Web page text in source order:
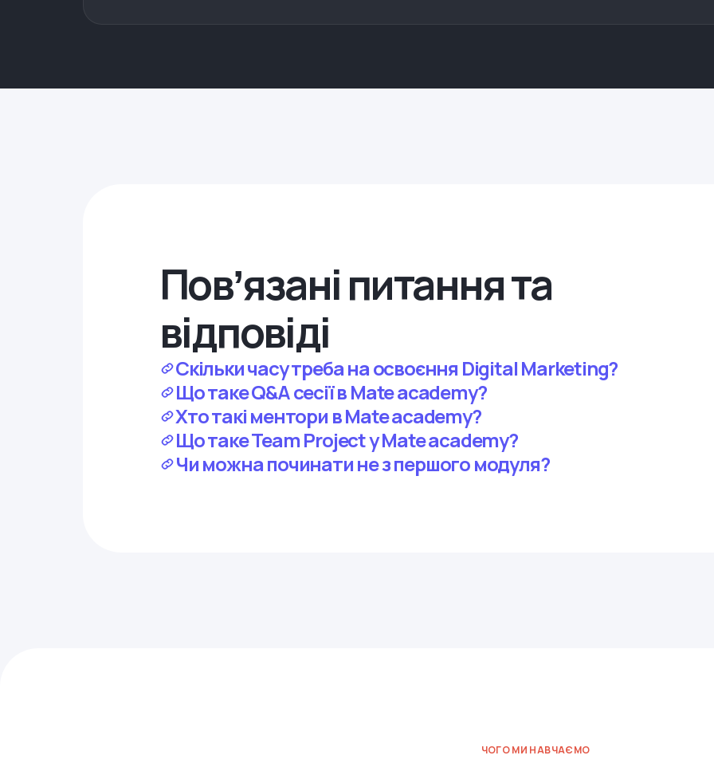
Повʼязані питання та
відповіді
Скільки часу треба на освоєння Digital Marketing?
Що таке Q&A сесії в Mate academy?
Хто такі ментори в Mate academy?
Що таке Team Project у Mate academy?
Чи можна починати не з першого модуля?
ЧОГО МИ НАВЧАЄМО